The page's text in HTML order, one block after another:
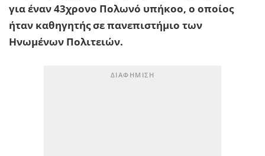
για έναν 43χρονο Πολωνό υπήκοο, ο οποίος
ήταν καθηγητής σε πανεπιστήμιο των
Ηνωμένων Πολιτειών.